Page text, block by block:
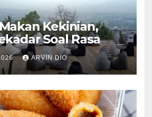
Kekinian,
Soal Rasa
ARVIN DIO